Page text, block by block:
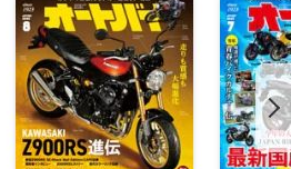
年］
［1982年］
年］
年］
年］